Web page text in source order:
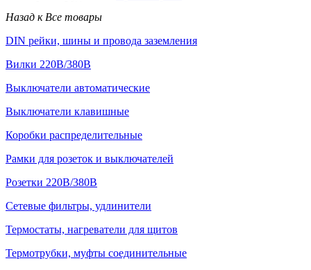
Назад к Все товары
DIN рейки, шины и провода заземления
Вилки 220В/380В
Выключатели автоматические
Выключатели клавишные
Коробки распределительные
Рамки для розеток и выключателей
Розетки 220В/380В
Сетевые фильтры, удлинители
Термостаты, нагреватели для щитов
Термотрубки, муфты соединительные